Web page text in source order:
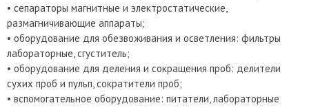
• сепараторы магнитные и электростатические,
размагничивающие аппараты;
• оборудование для обезвоживания и осветления: фильтры
лабораторные, сгуститель;
• оборудование для деления и сокращения проб: делители
сухих проб и пульп, сократители проб;
• вспомогательное оборудование: питатели, лабораторные